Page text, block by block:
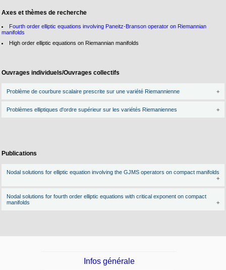
Axes et thèmes de recherche
Fourth order elliptic equations involving Paneitz-Branson operator on Riemannian
manifolds
High order elliptic equations on Riemannian manifolds
Ouvrages individuels/Ouvrages collectifs
Problème de courbure scalaire prescrite sur une variété Riemannienne
Problèmes elliptiques d'ordre supérieur sur les variétés Riemaniennes
Publications
Nodal solutions for elliptic equation involving the GJMS operators on compact manifolds
Nodal solutions for fourth order elliptic equations with critical exponent on compact
manifolds
Infos générale